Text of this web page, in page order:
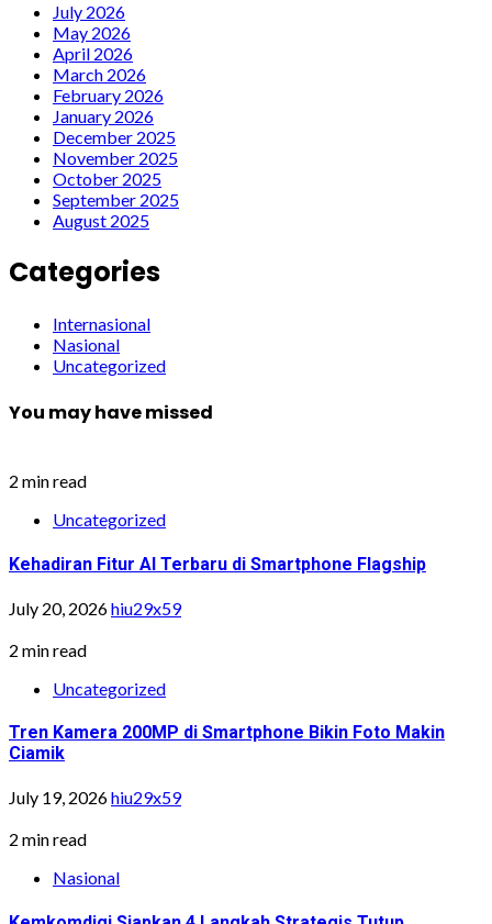
July 2026
May 2026
April 2026
March 2026
February 2026
January 2026
December 2025
November 2025
October 2025
September 2025
August 2025
Categories
Internasional
Nasional
Uncategorized
You may have missed
2 min read
Uncategorized
Kehadiran Fitur AI Terbaru di Smartphone Flagship
July 20, 2026hiu29x59
2 min read
Uncategorized
Tren Kamera 200MP di Smartphone Bikin Foto Makin
Ciamik
July 19, 2026hiu29x59
2 min read
Nasional